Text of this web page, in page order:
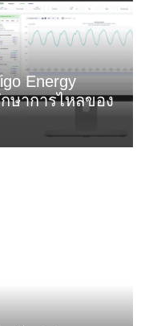
Energy
ษาการไหลของ